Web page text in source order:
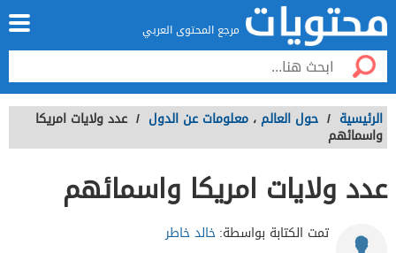
مرجع المحتوى العربي
الرئيسية / حول العالم ، معلومات عن الدول / عدد ولايات امريكا
واسمائهم
عدد ولايات امريكا واسمائهم
تمت الكتابة بواسطة:خالد خاطر